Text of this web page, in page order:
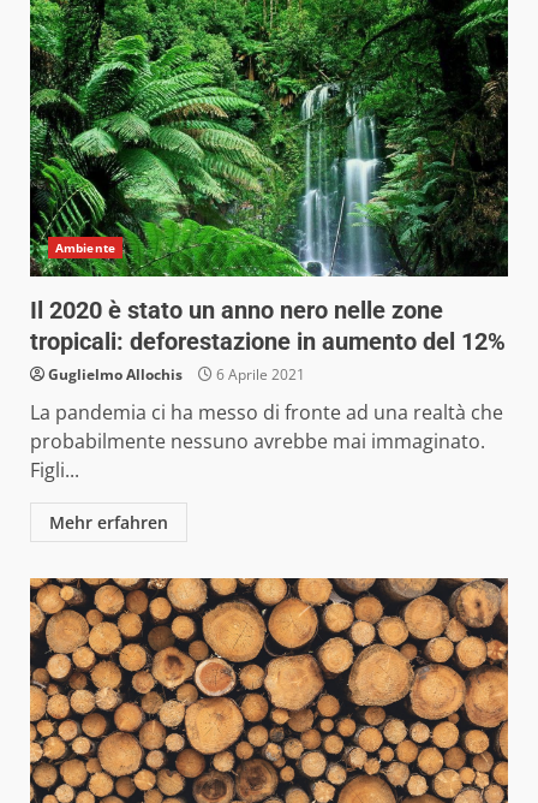
Ambiente
Il 2020 è stato un anno nero nelle zone
tropicali: deforestazione in aumento del 12%
Guglielmo Allochis 6 Aprile 2021
La pandemia ci ha messo di fronte ad una realtà che
probabilmente nessuno avrebbe mai immaginato.
Figli...
Mehr erfahren